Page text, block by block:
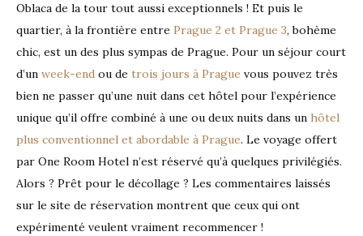
Oblaca de la tour tout aussi exceptionnels ! Et puis le
quartier, à la frontière entre Prague 2 et Prague 3, bohème
chic, est un des plus sympas de Prague. Pour un séjour court
d’un week-end ou de trois jours à Prague vous pouvez très
bien ne passer qu’une nuit dans cet hôtel pour l’expérience
unique qu’il offre combiné à une ou deux nuits dans un hôtel
plus conventionnel et abordable à Prague. Le voyage offert
par One Room Hotel n’est réservé qu’à quelques privilégiés.
Alors ? Prêt pour le décollage ? Les commentaires laissés
sur le site de réservation montrent que ceux qui ont
expérimenté veulent vraiment recommencer !